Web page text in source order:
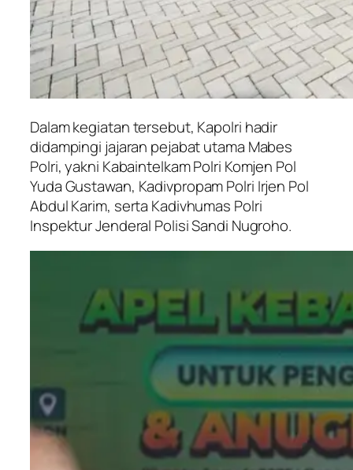
Dalam kegiatan tersebut, Kapolri hadir
didampingi jajaran pejabat utama Mabes
Polri, yakni Kabaintelkam Polri Komjen Pol
Yuda Gustawan, Kadivpropam Polri Irjen Pol
Abdul Karim, serta Kadivhumas Polri
Inspektur Jenderal Polisi Sandi Nugroho.